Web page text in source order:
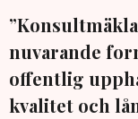
nuvarande
offentlig
kvalitet och